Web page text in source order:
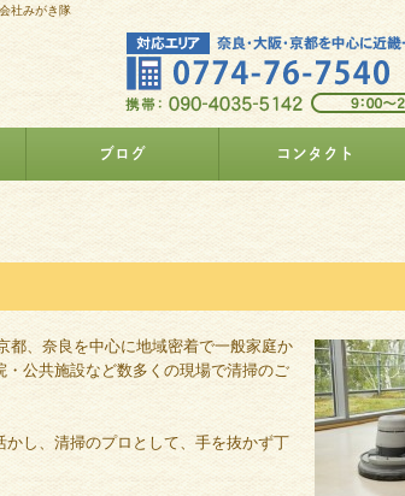
社みがき隊
ブログ コンタクト
都、奈良を中心に地域密着で一般家庭か
・公共施設など数多くの現場で清掃のご
し、清掃のプロとして、手を抜かず丁